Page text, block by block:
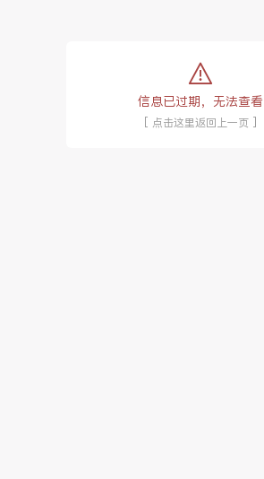
tip:
信息已过期，无法查看
[ 点击这里返回上一页 ]